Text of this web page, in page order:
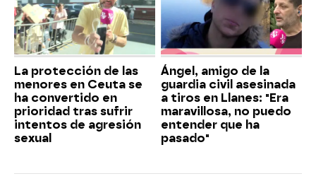
La protección de las
menores en Ceuta se
ha convertido en
prioridad tras sufrir
intentos de agresión
sexual
Ángel, amigo de la
guardia civil asesinada
a tiros en Llanes: "Era
maravillosa, no puedo
entender que ha
pasado"